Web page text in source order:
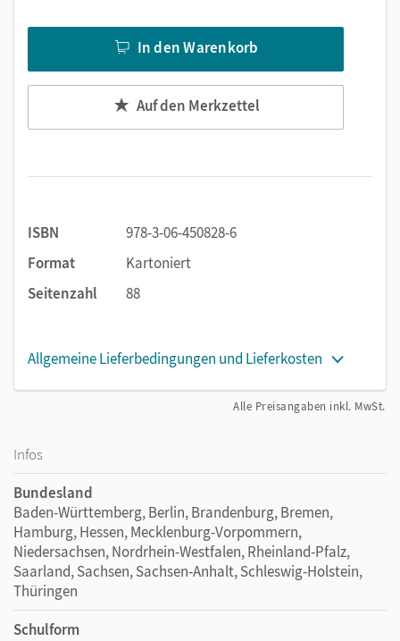
In den Warenkorb
Auf den Merkzettel
ISBN
978-3-06-450828-6
Format
Kartoniert
Seitenzahl
88
Allgemeine Lieferbedingungen und Lieferkosten
Alle Preisangaben inkl. MwSt.
Infos
Bundesland
Baden-Württemberg, Berlin, Brandenburg, Bremen,
Hamburg, Hessen, Mecklenburg-Vorpommern,
Niedersachsen, Nordrhein-Westfalen, Rheinland-Pfalz,
Saarland, Sachsen, Sachsen-Anhalt, Schleswig-Holstein,
Thüringen
Schulform